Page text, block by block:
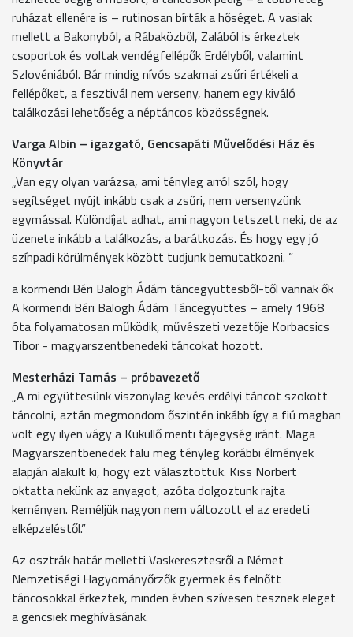
ruházat ellenére is – rutinosan bírták a hőséget. A vasiak
mellett a Bakonyból, a Rábaközből, Zalából is érkeztek
csoportok és voltak vendégfellépők Erdélyből, valamint
Szlovéniából. Bár mindig nívós szakmai zsűri értékeli a
fellépőket, a fesztivál nem verseny, hanem egy kiváló
találkozási lehetőség a néptáncos közösségnek.
Varga Albin – igazgató, Gencsapáti Művelődési Ház és
Könyvtár
„Van egy olyan varázsa, ami tényleg arról szól, hogy
segítséget nyújt inkább csak a zsűri, nem versenyzünk
egymással. Különdíjat adhat, ami nagyon tetszett neki, de az
üzenete inkább a találkozás, a barátkozás. És hogy egy jó
színpadi körülmények között tudjunk bemutatkozni. ”
a körmendi Béri Balogh Ádám táncegyüttesből-től vannak ők
A körmendi Béri Balogh Ádám Táncegyüttes – amely 1968
óta folyamatosan működik, művészeti vezetője Korbacsics
Tibor - magyarszentbenedeki táncokat hozott.
Mesterházi Tamás – próbavezető
„A mi együttesünk viszonylag kevés erdélyi táncot szokott
táncolni, aztán megmondom őszintén inkább így a fiú magban
volt egy ilyen vágy a Küküllő menti tájegység iránt. Maga
Magyarszentbenedek falu meg tényleg korábbi élmények
alapján alakult ki, hogy ezt választottuk. Kiss Norbert
oktatta nekünk az anyagot, azóta dolgoztunk rajta
keményen. Reméljük nagyon nem változott el az eredeti
elképzeléstől.”
Az osztrák határ melletti Vaskeresztesről a Német
Nemzetiségi Hagyományőrzők gyermek és felnőtt
táncosokkal érkeztek, minden évben szívesen tesznek eleget
a gencsiek meghívásának.